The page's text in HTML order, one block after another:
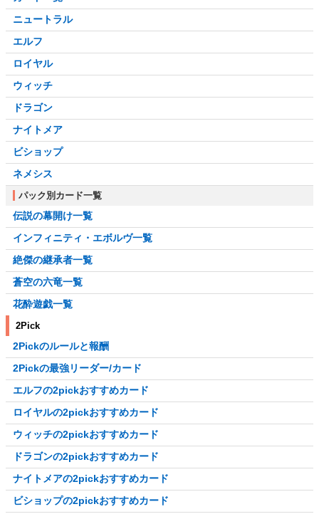
ニュートラル
エルフ
ロイヤル
ウィッチ
ドラゴン
ナイトメア
ビショップ
ネメシス
パック別カード一覧
伝説の幕開け一覧
インフィニティ・エボルヴ一覧
絶傑の継承者一覧
蒼空の六竜一覧
花酔遊戯一覧
2Pick
2Pickのルールと報酬
2Pickの最強リーダー/カード
エルフの2pickおすすめカード
ロイヤルの2pickおすすめカード
ウィッチの2pickおすすめカード
ドラゴンの2pickおすすめカード
ナイトメアの2pickおすすめカード
ビショップの2pickおすすめカード